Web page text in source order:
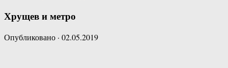
Хрущев и метро
Опубликовано · 02.05.2019